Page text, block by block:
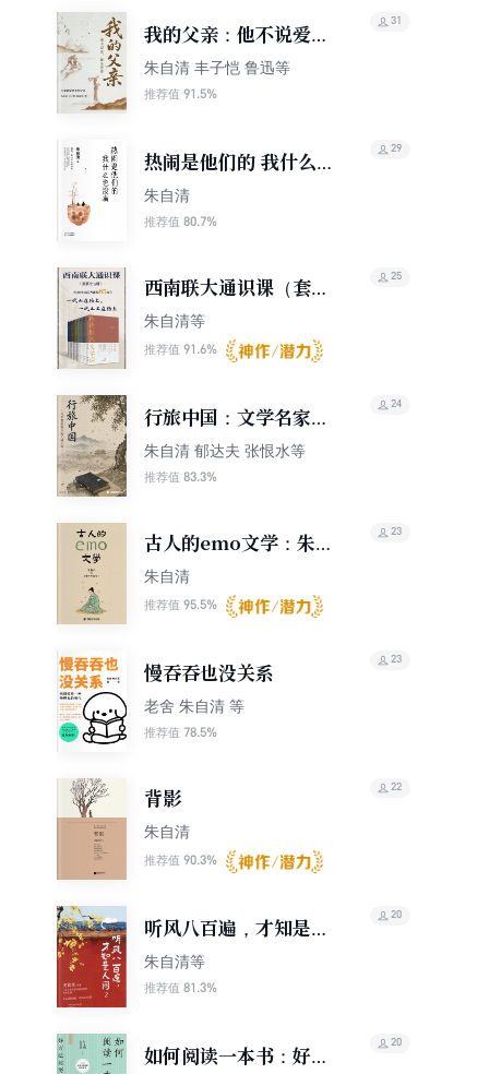
我的父亲：他不说爱，
却全是爱
朱自清 丰子恺 鲁迅等
推荐值 91.5%
31
热闹是他们的 我什么也
没有
朱自清
推荐值 80.7%
29
西南联大通识课（套装
全七册）
朱自清等
推荐值 91.6%
25
行旅中国：文学名家笔
下的大城小镇
朱自清 郁达夫 张恨水等
推荐值 83.3%
24
古人的emo文学：朱自
清讲《古诗十九首》
朱自清
推荐值 95.5%
23
慢吞吞也没关系
老舍 朱自清 等
推荐值 78.5%
23
背影
朱自清
推荐值 90.3%
22
听风八百遍，才知是人
间2
朱自清等
推荐值 81.3%
20
如何阅读一本书：好方
20